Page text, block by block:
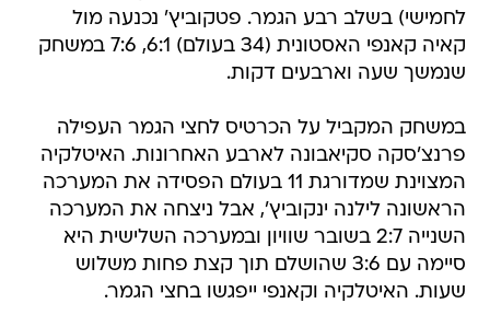
לחמישי) בשלב רבע הגמר. פטקוביץ' נכנעה מול
קאיה קאנפי האסטונית (34 בעולם) 6:1, 7:6 במשחק
שנמשך שעה וארבעים דקות.
במשחק המקביל על הכרטיס לחצי הגמר העפילה
פרנצ'סקה סקיאבונה לארבע האחרונות. האיטלקיה
המצוינת שמדורגת 11 בעולם הפסידה את המערכה
הראשונה לילנה ינקוביץ', אבל ניצחה את המערכה
השנייה 2:7 בשובר שוויון ובמערכה השלישית היא
סיימה עם 3:6 שהושלם תוך קצת פחות משלוש
שעות. האיטלקיה וקאנפי ייפגשו בחצי הגמר.